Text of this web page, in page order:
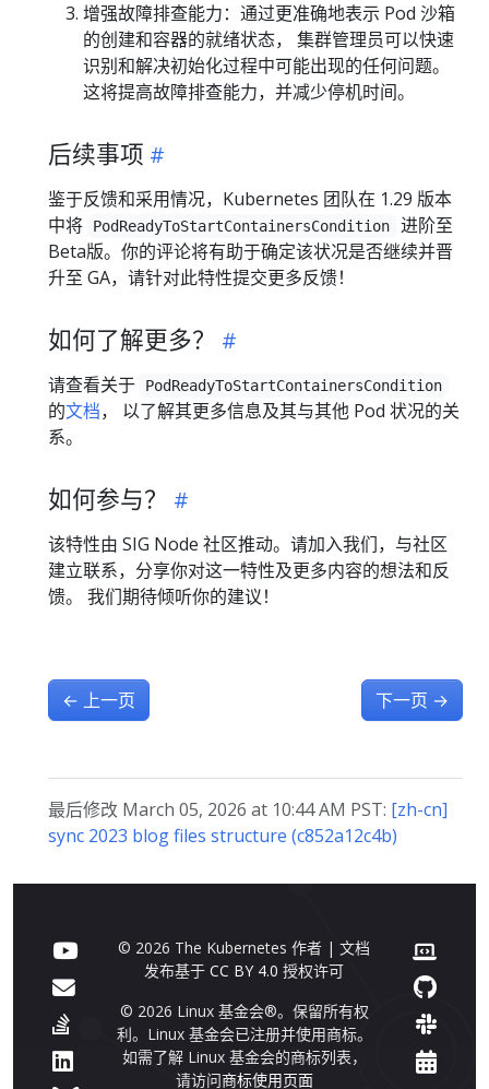
增强故障排查能力：通过更准确地表示 Pod 沙箱
的创建和容器的就绪状态， 集群管理员可以快速
识别和解决初始化过程中可能出现的任何问题。
这将提高故障排查能力，并减少停机时间。
后续事项
鉴于反馈和采用情况，Kubernetes 团队在 1.29 版本
中将
PodReadyToStartContainersCondition
进阶至
Beta版。你的评论将有助于确定该状况是否继续并晋
升至 GA，请针对此特性提交更多反馈！
如何了解更多？
请查看关于 PodReadyToStartContainersCondition
的文档， 以了解其更多信息及其与其他 Pod 状况的关
系。
如何参与？
该特性由 SIG Node 社区推动。请加入我们，与社区
建立联系，分享你对这一特性及更多内容的想法和反
馈。 我们期待倾听你的建议！
← 上一页 下一页 →
最后修改 March 05, 2026 at 10:44 AM PST: [zh-cn]
sync 2023 blog files structure (c852a12c4b)
© 2026 The Kubernetes 作者 | 文档
发布基于CC BY 4.0 授权许可
© 2026 Linux 基金会®。保留所有权
利。Linux 基金会已注册并使用商标。
如需了解 Linux 基金会的商标列表，
请访问商标使用页面